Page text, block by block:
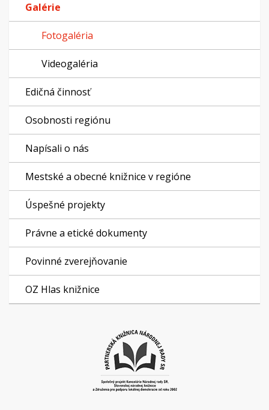
Galérie
Fotogaléria
Videogaléria
Edičná činnosť
Osobnosti regiónu
Napísali o nás
Mestské a obecné knižnice v regióne
Úspešné projekty
Právne a etické dokumenty
Povinné zverejňovanie
OZ Hlas knižnice